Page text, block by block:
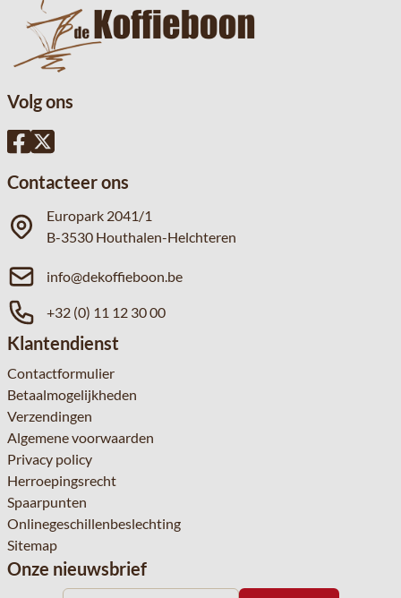
Volg ons
Contacteer ons
Europark 2041/1
B-3530 Houthalen-Helchteren
info@dekoffieboon.be
+32 (0) 11 12 30 00
Klantendienst
Contactformulier
Betaalmogelijkheden
Verzendingen
Algemene voorwaarden
Privacy policy
Herroepingsrecht
Spaarpunten
Onlinegeschillenbeslechting
Sitemap
Onze nieuwsbrief